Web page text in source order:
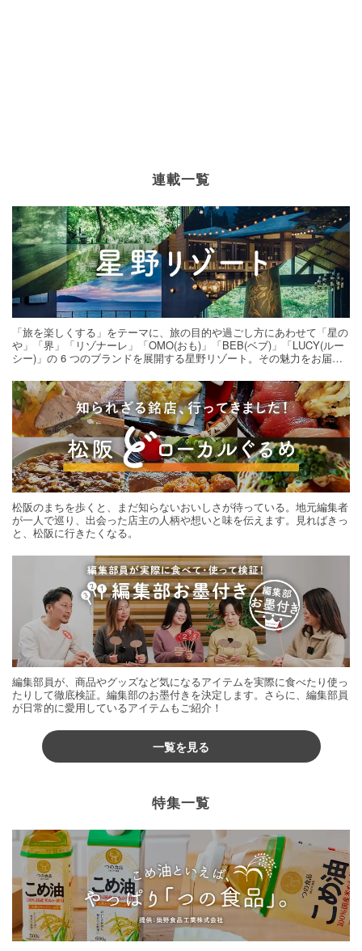
連載一覧
「旅を楽しくする」をテーマに、旅の目的や過ごし方にあわせて「星の
や」「界」「リゾナーレ」「OMO(おも)」「BEB(ベブ)」「LUCY(ルー
シー)」の 6 つのブランドを展開する星野リゾート。その魅力をお届け
松阪のまちを歩くと、まだ知らないおいしさが待っている。地元編集者
が一人で巡り、出会った店主の人柄や想いと味を伝えます。見ればきっ
と、松阪に行きたくなる。
編集部員が、商品やグッズなど気になるアイテムを実際に食べたり使っ
たりして徹底検証。編集部のお墨付きを決定します。さらに、編集部員
が日常的に愛用しているアイテムもご紹介！
一覧を見る
特集一覧